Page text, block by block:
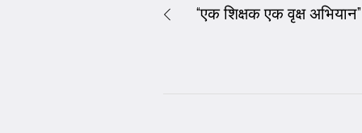
“एक शिक्षक एक वृक्ष